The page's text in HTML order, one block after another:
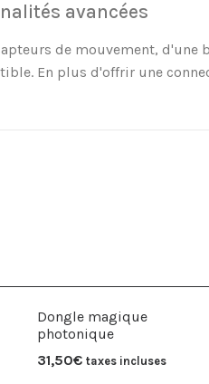
avancées
de mouvement,
En plus d'offrir une
Dongle magique
photonique
31,50€ taxes incluses